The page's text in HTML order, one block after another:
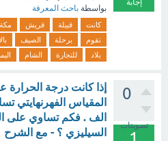
إجابة
بواسطة باحث المعرفة
كانت قبيلة قريش مكة
تقوم
برحلة الصيف
بلاد
للتجارة الشام
0
تصويتات
إذا كانت درجة الحرارة
الف . فكم تساوي على
السيليزي ؟ - مع الشرح